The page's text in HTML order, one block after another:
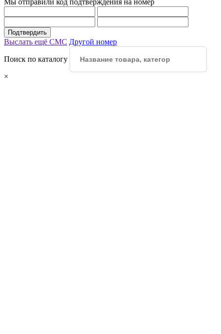
Мы отправили код подтверждения на номер
Подтвердить
Выслать ещё СМС Другой номер
Поиск по каталогу
×